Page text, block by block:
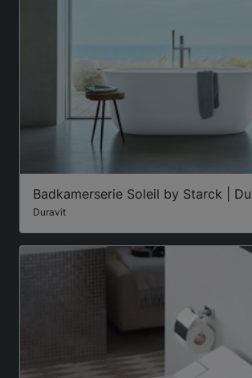
Badkamerserie Soleil by Starck |
Duravit